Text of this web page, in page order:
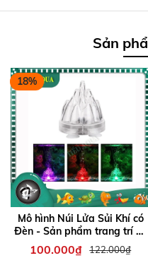
Sản
18%
Mô hình Núi Lửa Sủi Khí có
Đèn - Sản phẩm trang trí hồ
cá thêm sinh động
100.000₫ 122.000₫